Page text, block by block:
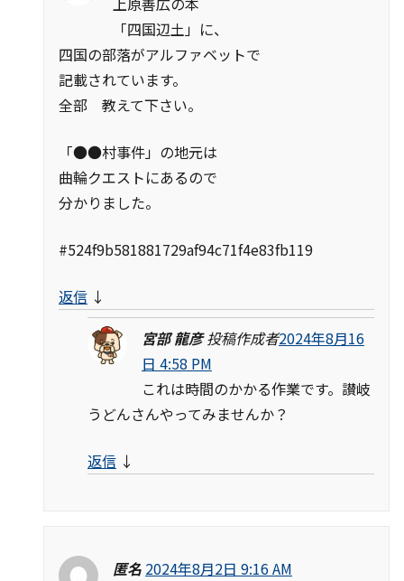
「四国辺土」に、
四国の部落がアルファベットで
記載されています。
全部 教えて下さい。
「●●村事件」の地元は
曲輪クエストにあるので
分かりました。
#524f9b581881729af94c71f4e83fb119
返信 ↓
宮部 龍彦 投稿作成者2024年8月16
日 4:58 PM
これは時間のかかる作業です。讃岐
うどんさんやってみませんか？
返信 ↓
匿名 2024年8月2日 9:16 AM